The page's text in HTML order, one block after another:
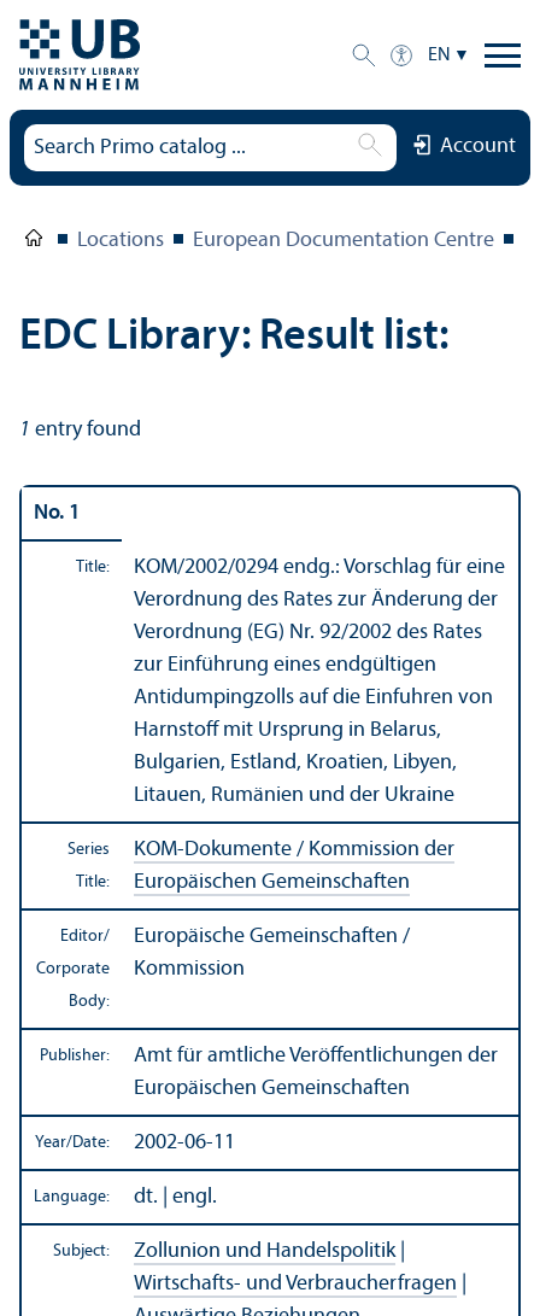
EN
Account
Locations European Documentation Centre
EDC Library: Result list:
1 entry found
No. 1
Title: KOM/2002/0294 endg.: Vorschlag für eine
Verordnung des Rates zur Änderung der
Verordnung (EG) Nr. 92/2002 des Rates
zur Einführung eines endgültigen
Antidumpingzolls auf die Einfuhren von
Harnstoff mit Ursprung in Belarus,
Bulgarien, Estland, Kroatien, Libyen,
Litauen, Rumänien und der Ukraine
Series
Title:
KOM-Dokumente / Kommission der
Europäischen Gemeinschaften
Editor/
Corporate
Body:
Europäische Gemeinschaften /
Kommission
Publisher:
Amt für amtliche Veröffentlichungen der
Europäischen Gemeinschaften
Year/Date: 2002-06-11
Language: dt. | engl.
Subject: Zollunion und Handelspolitik|
Wirtschafts- und Verbraucherfragen